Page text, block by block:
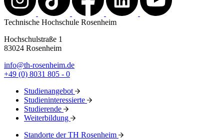
Technische Hochschule Rosenheim
Hochschulstraße 1
83024 Rosenheim
info@th-rosenheim.de
+49 (0) 8031 805 - 0
Studienangebot
Studieninteressierte
Studierende
Weiterbildung
Standorte der TH Rosenheim